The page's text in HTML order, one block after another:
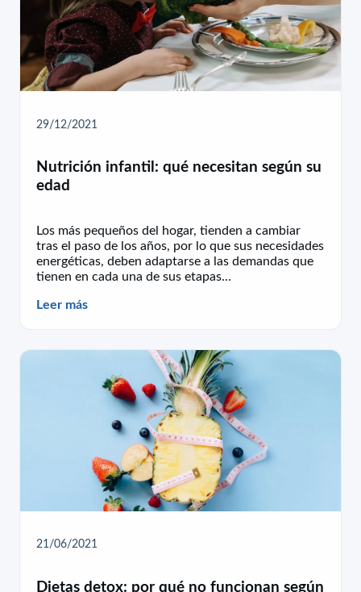
29/12/2021
Nutrición infantil: qué necesitan según su
edad
Los más pequeños del hogar, tienden a cambiar
tras el paso de los años, por lo que sus necesidades
energéticas, deben adaptarse a las demandas que
tienen en cada una de sus etapas…
Leer más
21/06/2021
Dietas detox: por qué no funcionan según